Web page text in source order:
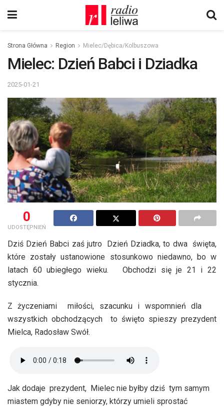
Strona Główna Region Mielec/Dębica/Kolbuszowa
Mielec: Dzień Babci i Dziadka
2025-01-21
0
UDOSTĘPNIEŃ
Dziś Dzień Babci zaś jutro Dzień Dziadka, to dwa święta,
które zostały ustanowione stosunkowo niedawno, bo w
latach 60 ubiegłego wieku. Obchodzi się je 21 i 22
stycznia.
Z życzeniami miłości, szacunku i wspomnień dla
wszystkich obchodzących to święto spieszy prezydent
Mielca, Radosław Swół.
Jak dodaje prezydent, Mielec nie byłby dziś tym samym
miastem gdyby nie seniorzy, którzy umieli sprostać